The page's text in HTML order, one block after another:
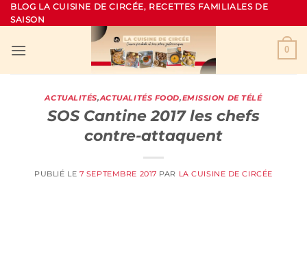
Passer
au
BLOG LA CUISINE DE CIRCÉE, RECETTES FAMILIALES DE
SAISON
0
ACTUALITÉS,ACTUALITÉS FOOD,EMISSION DE TÉLÉ
SOS Cantine 2017 les chefs
contre-attaquent
PUBLIÉ LE 7 SEPTEMBRE 2017 PAR LA CUISINE DE CIRCÉE